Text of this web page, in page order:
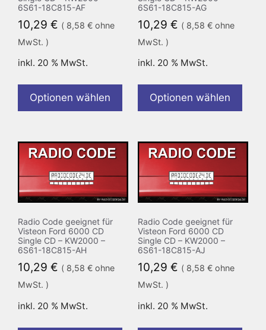
6S61-18C815-AF
10,29 € ( 8,58 € ohne
MwSt. )
inkl. 20 % MwSt.
Optionen wählen
6S61-18C815-AG
10,29 € ( 8,58 €ohne
MwSt. )
inkl. 20 % MwSt.
Optionen wählen
Radio Code geeignet für
Visteon Ford 6000 CD
Single CD – KW2000 –
6S61-18C815-AH
10,29 € ( 8,58 € ohne
MwSt. )
inkl. 20 % MwSt.
Radio Code geeignet für
Visteon Ford 6000 CD
Single CD – KW2000 –
6S61-18C815-AJ
10,29 € ( 8,58 €ohne
MwSt. )
inkl. 20 % MwSt.